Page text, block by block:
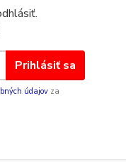
Prihlásiť sa
údajov za